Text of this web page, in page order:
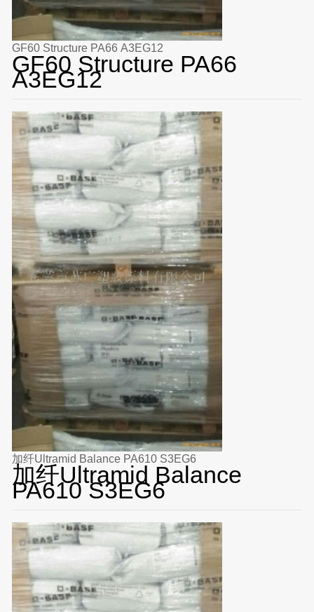
GF60 Structure PA66 A3EG12
GF60 Structure PA66
A3EG12
加纤Ultramid Balance PA610 S3EG6
加纤Ultramid Balance
PA610 S3EG6